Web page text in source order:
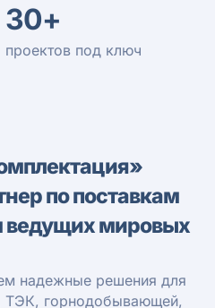
30+
проектов под ключ
по поставкам
ведущих мировых
надежные решения для
ТЭК, горнодобывающей,